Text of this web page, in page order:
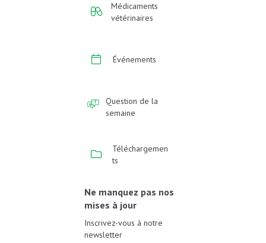
Médicaments
vétérinaires
Événements
Question de la
semaine
Téléchargemen
ts
Ne manquez pas nos
mises à jour
Inscrivez-vous à notre
newsletter